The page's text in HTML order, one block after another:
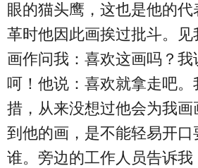
眼的猫头鹰，这也是他的
革时他因此画挨过批斗。
画作问我：喜欢这画吗？我
呵！他说：喜欢就拿走吧。
措，从来没想过他会为我
到他的画，是不能轻易开口
谁。旁边的工作人员告诉